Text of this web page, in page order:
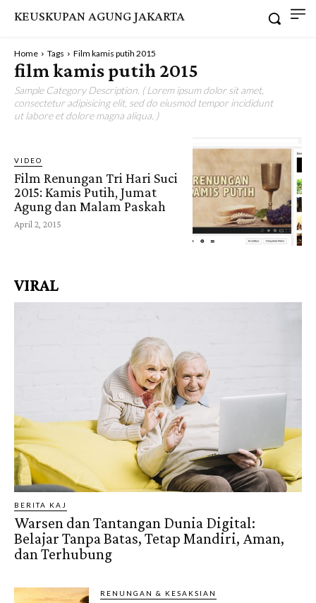
KEUSKUPAN AGUNG JAKARTA
Home Tags Film kamis putih 2015
film kamis putih 2015
Sample Category Description. ( Lorem ipsum dolor sit amet,
consectetur adipisicing elit, sed do eiusmod tempor incididunt
ut labore et dolore magna aliqua. )
VIDEO
Film Renungan Tri Hari Suci
2015: Kamis Putih, Jumat
Agung dan Malam Paskah
April 2, 2015
VIRAL
BERITA KAJ
Warsen dan Tantangan Dunia Digital:
Belajar Tanpa Batas, Tetap Mandiri, Aman,
dan Terhubung
RENUNGAN & KESAKSIAN